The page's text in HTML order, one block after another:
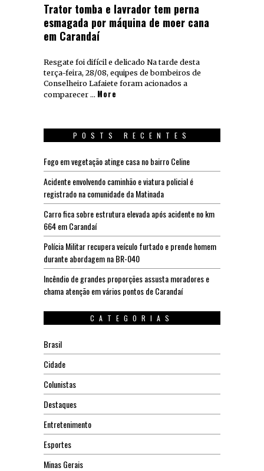
Trator tomba e lavrador tem perna
esmagada por máquina de moer cana
em Carandaí
Resgate foi difícil e delicado Na tarde desta
terça-feira, 28/08, equipes de bombeiros de
Conselheiro Lafaiete foram acionados a
comparecer … More
POSTS RECENTES
Fogo em vegetação atinge casa no bairro Celine
Acidente envolvendo caminhão e viatura policial é
registrado na comunidade da Matinada
Carro fica sobre estrutura elevada após acidente no km
664 em Carandaí
Polícia Militar recupera veículo furtado e prende homem
durante abordagem na BR-040
Incêndio de grandes proporções assusta moradores e
chama atenção em vários pontos de Carandaí
CATEGORIAS
Brasil
Cidade
Colunistas
Destaques
Entretenimento
Esportes
Minas Gerais